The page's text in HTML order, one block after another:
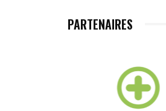
PARTENAIRES